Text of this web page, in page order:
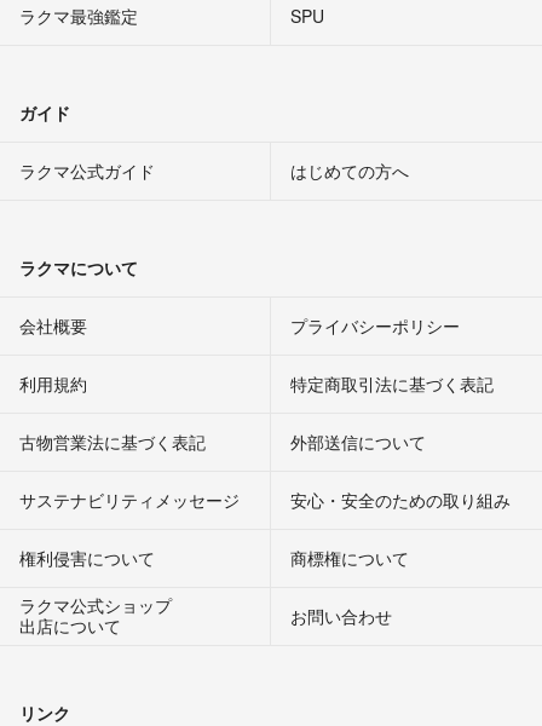
ラクマ最強鑑定
SPU
ガイド
ラクマ公式ガイド はじめての方へ
ラクマについて
会社概要 プライバシーポリシー
利用規約 特定商取引法に基づく表記
古物営業法に基づく表記 外部送信について
サステナビリティメッセージ 安心・安全のための取り組み
権利侵害について
商標権について
ラクマ公式ショップ
出店について
お問い合わせ
リンク